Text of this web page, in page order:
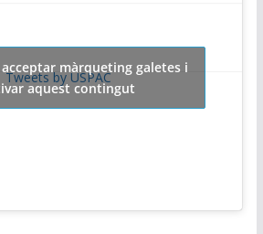
Tweets by USPAC
acceptar màrqueting galetes i
aquest contingut